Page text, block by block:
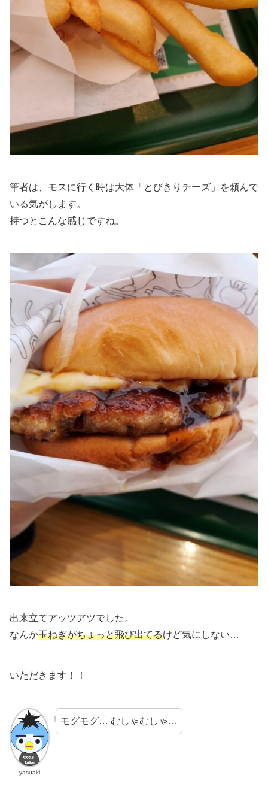
筆者は、モスに行く時は大体「とびきりチーズ」を頼んで
いる気がします。
持つとこんな感じですね。
出来立てアッツアツでした。
なんか玉ねぎがちょっと飛び出てるけど気にしない…
いただきます！！
yasuaki
モグモグ… むしゃむしゃ…